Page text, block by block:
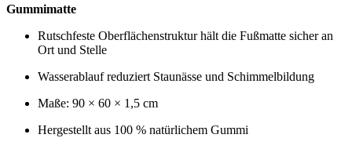
Gummimatte
Rutschfeste Oberflächenstruktur hält die Fußmatte sicher an
Ort und Stelle
Wasserablauf reduziert Staunässe und Schimmelbildung
Maße: 90 × 60 × 1,5 cm
Hergestellt aus 100 % natürlichem Gummi